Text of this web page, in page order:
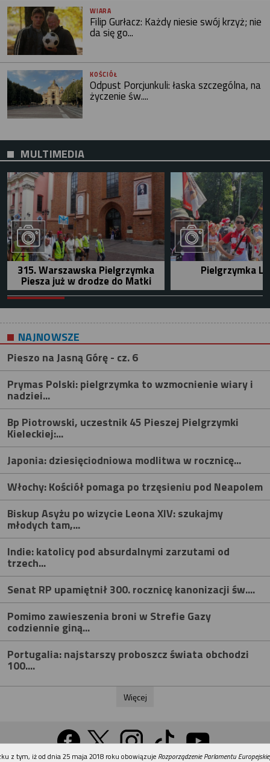
WIARA
Filip Gurłacz: Każdy niesie swój krzyż; nie
da się go...
KOŚCIÓŁ
Odpust Porcjunkuli: łaska szczególna, na
życzenie św....
MULTIMEDIA
315. Warszawska Pielgrzymka
Piesza już w drodze do Matki
Pielgrzymka
NAJNOWSZE
Pieszo na Jasną Górę - cz. 6
Prymas Polski: pielgrzymka to wzmocnienie wiary i
nadziei...
Bp Piotrowski, uczestnik 45 Pieszej Pielgrzymki
Kieleckiej:...
Japonia: dziesięciodniowa modlitwa w rocznicę...
Włochy: Kościół pomaga po trzęsieniu pod Neapolem
Biskup Asyżu po wizycie Leona XIV: szukajmy
młodych tam,...
Indie: katolicy pod absurdalnymi zarzutami od
trzech...
Senat RP upamiętnił 300. rocznicę kanonizacji św....
Pomimo zawieszenia broni w Strefie Gazy
codziennie giną...
Portugalia: najstarszy proboszcz świata obchodzi
100....
Więcej
REKLAMA
z tym, iż od dnia 25 maja 2018 roku obowiązuje Rozporządzenie Parlamentu